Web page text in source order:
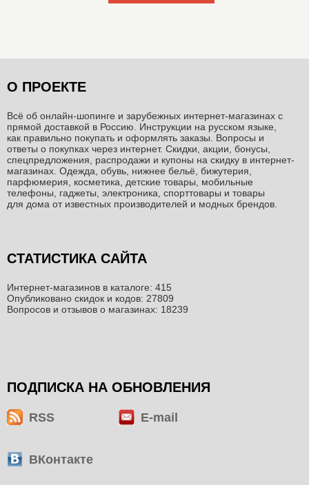
О ПРОЕКТЕ
Всё об онлайн-шопинге и зарубежных интернет-магазинах c
прямой доставкой в Россию. Инструкции на русском языке,
как правильно покупать и оформлять заказы. Вопросы и
ответы о покупках через интернет. Скидки, акции, бонусы,
спецпредложения, распродажи и купоны на скидку в интернет-
магазинах. Одежда, обувь, нижнее бельё, бижутерия,
парфюмерия, косметика, детские товары, мобильные
телефоны, гаджеты, электроника, спорттовары и товары
для дома от известных производителей и модных брендов.
СТАТИСТИКА САЙТА
Интернет-магазинов в каталоге: 415
Опубликовано скидок и кодов: 27809
Вопросов и отзывов о магазинах: 18239
ПОДПИСКА НА ОБНОВЛЕНИЯ
RSS E-mail
ВКонтакте